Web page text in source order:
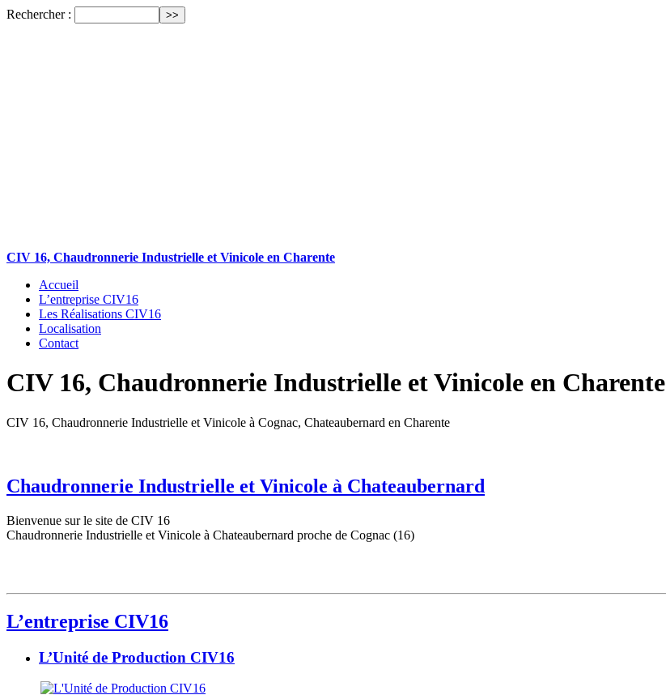
Rechercher :
CIV 16, Chaudronnerie Industrielle et Vinicole en Charente
Accueil
L’entreprise CIV16
Les Réalisations CIV16
Localisation
Contact
CIV 16, Chaudronnerie Industrielle et Vinicole en Charente
CIV 16, Chaudronnerie Industrielle et Vinicole à Cognac, Chateaubernard en Charente
Chaudronnerie Industrielle et Vinicole à Chateaubernard
Bienvenue sur le site de CIV 16
Chaudronnerie Industrielle et Vinicole à Chateaubernard proche de Cognac (16)
L’entreprise CIV16
L’Unité de Production CIV16